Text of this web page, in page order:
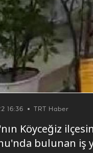
16:36 TRT Haber
Köyceğiz
bulunan iş